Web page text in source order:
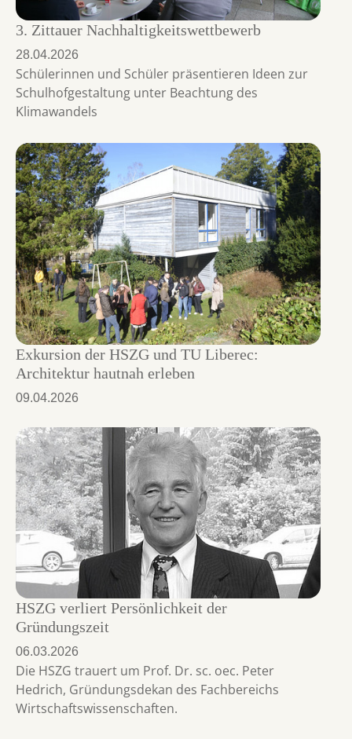
3. Zittauer Nachhaltigkeitswettbewerb
28.04.2026
Schülerinnen und Schüler präsentieren Ideen zur
Schulhofgestaltung unter Beachtung des
Klimawandels
Exkursion der HSZG und TU Liberec:
Architektur hautnah erleben
09.04.2026
HSZG verliert Persönlichkeit der
Gründungszeit
06.03.2026
Die HSZG trauert um Prof. Dr. sc. oec. Peter
Hedrich, Gründungsdekan des Fachbereichs
Wirtschaftswissenschaften.